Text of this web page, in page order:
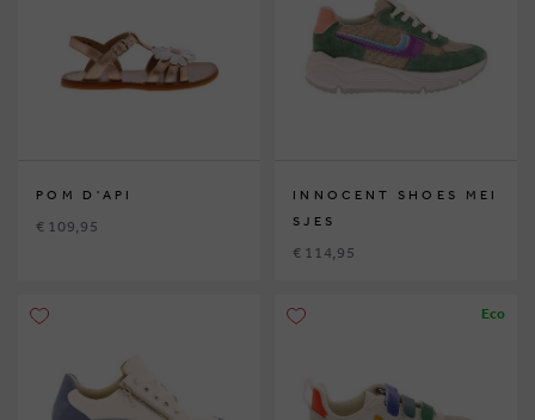
POM D'API
€ 109,95
INNOCENT SHOES MEI
SJES
€ 114,95
Eco